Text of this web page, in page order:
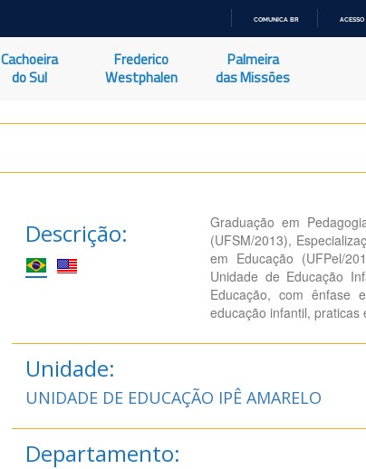
O
COMUNICA BR
Cachoeira
do Sul
Frederico
Westphalen
Palmeira
das Missões
Descrição:
Graduação em
(UFSM/2013),
em Educação (UFPel/
Unidade de Educação
Educação, com ênfase
educação infantil, praticas
Unidade:
UNIDADE DE EDUCAÇÃO IPÊ AMARELO
Departamento: